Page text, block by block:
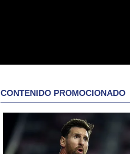
CONTENIDO PROMOCIONADO